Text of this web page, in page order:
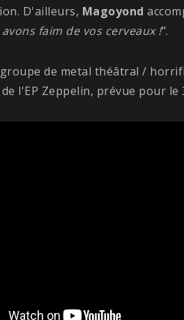
D'ailleurs, Magoyond
faim de vos cerveaux !".
de metal théâtral /
l'EP Zeppelin, prévue pour le